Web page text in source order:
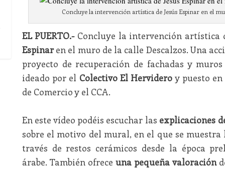
Concluye la intervención artística de Jesús Espinar en el
EL PUERTO.-Concluye la intervención artística
Espinaren el muro de la calle Descalzos. Una
proyecto de recuperación de fachadas y
ideado por el Colectivo El Hervidero y puesto
de Comercio y el CCA.
En este vídeo podéis escuchar las explicaciones
sobre el motivo del mural, en el que se
través de restos cerámicos desde la época
árabe. También ofreceuna pequeña valoración